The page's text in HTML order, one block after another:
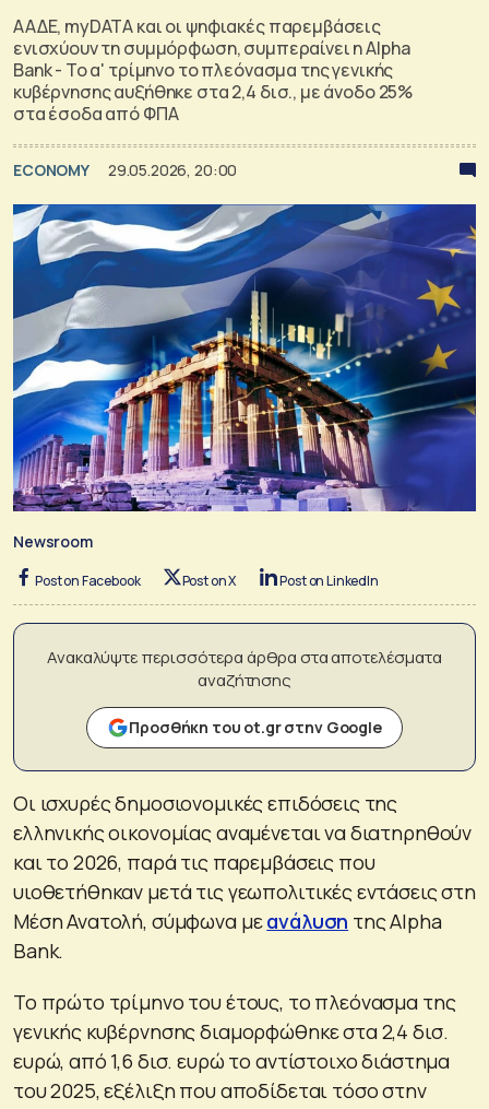
ΑΑΔΕ, myDATA και οι ψηφιακές παρεμβάσεις
ενισχύουν τη συμμόρφωση, συμπεραίνει η Alpha
Bank - Το α' τρίμηνο το πλεόνασμα της γενικής
κυβέρνησης αυξήθηκε στα 2,4 δισ., με άνοδο 25%
στα έσοδα από ΦΠΑ
ECONOMY 29.05.2026, 20:00
Newsroom
Post on Facebook Post on X Post on LinkedIn
Ανακαλύψτε περισσότερα άρθρα στα αποτελέσματα
αναζήτησης
Προσθήκη του ot.gr στην Google
Οι ισχυρές δημοσιονομικές επιδόσεις της
ελληνικής οικονομίας αναμένεται να διατηρηθούν
και το 2026, παρά τις παρεμβάσεις που
υιοθετήθηκαν μετά τις γεωπολιτικές εντάσεις στη
Μέση Ανατολή, σύμφωνα μεανάλυση της Alpha
Bank.
Το πρώτο τρίμηνο του έτους, το πλεόνασμα της
γενικής κυβέρνησης διαμορφώθηκε στα 2,4 δισ.
ευρώ, από 1,6 δισ. ευρώ το αντίστοιχο διάστημα
του 2025, εξέλιξη που αποδίδεται τόσο στην